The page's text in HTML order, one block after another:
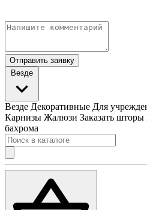
Отправить заявку
Везде
Везде Декоративные Для
Карнизы Жалюзи Заказать шторы
бахрома